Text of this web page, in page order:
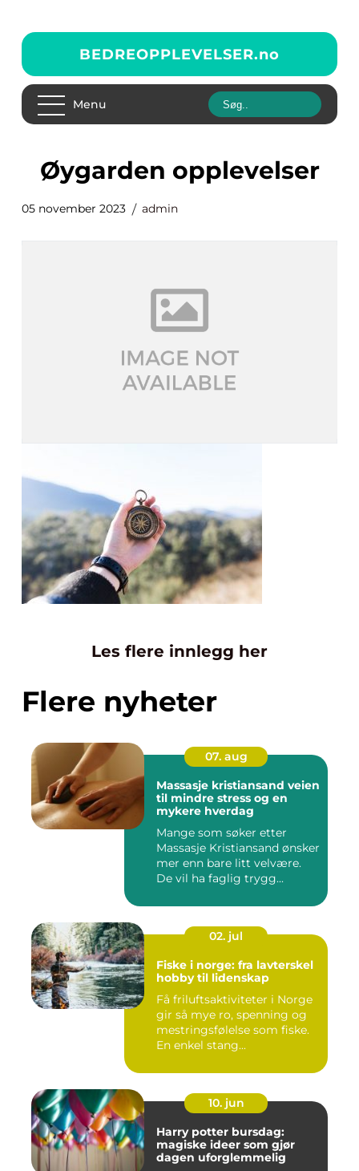
BEDREOPPLEVELSER.no
Menu
øygarden opplevelser
05 november 2023 admin
Les flere innlegg her
Flere nyheter
07. aug
Massasje kristiansand veien
til mindre stress og en
mykere hverdag
Mange som søker etter
Massasje Kristiansand ønsker
mer enn bare litt velvære.
De vil ha faglig trygg...
02. jul
Fiske i norge: fra lavterskel
hobby til lidenskap
Få friluftsaktiviteter i Norge
gir så mye ro, spenning og
mestringsfølelse som fiske.
En enkel stang...
10. jun
Harry potter bursdag:
magiske ideer som gjør
dagen uforglemmelig